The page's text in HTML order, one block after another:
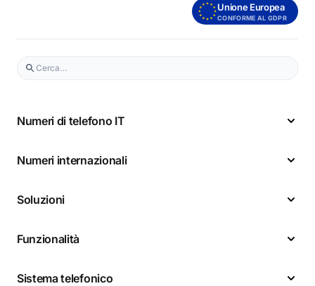
Unione Europea
CONFORME AL GDPR
Numeri di telefono IT
Numeri internazionali
Soluzioni
Funzionalità
Sistema telefonico